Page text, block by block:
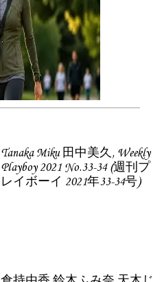
Tanaka Miku 田中美久, Weekly
Playboy 2021 No.33-34 (週刊プ
レイボーイ 2021年33-34号)